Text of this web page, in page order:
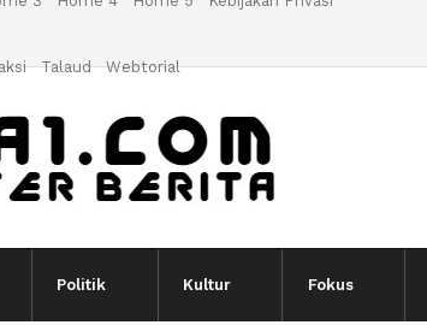
Talaud Webtorial
Politik Kultur Fokus